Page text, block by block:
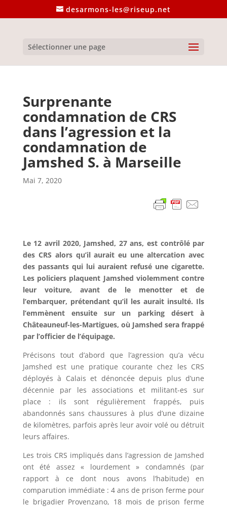
desarmons-les@riseup.net
Sélectionner une page
Surprenante
condamnation de CRS
dans l’agression et la
condamnation de
Jamshed S. à Marseille
Mai 7, 2020
Le 12 avril 2020, Jamshed, 27 ans, est contrôlé par
des CRS alors qu’il aurait eu une altercation avec
des passants qui lui auraient refusé une cigarette.
Les policiers plaquent Jamshed violemment contre
leur voiture, avant de le menotter et de
l’embarquer, prétendant qu’il les aurait insulté. Ils
l’emmènent ensuite sur un parking désert à
Châteauneuf-les-Martigues, où Jamshed sera frappé
par l’officier de l’équipage.
Précisons tout d’abord que l’agression qu’a vécu
Jamshed est une pratique courante chez les CRS
déployés à Calais et dénoncée depuis plus d’une
décennie par les associations et militant-es sur
place : ils sont régulièrement frappés, puis
abandonnés sans chaussures à plus d’une dizaine
de kilomètres, parfois après leur avoir volé ou détruit
leurs affaires.
Les trois CRS impliqués dans l’agression de Jamshed
ont été assez « lourdement » condamnés (par
rapport à ce dont nous avons l’habitude) en
comparution immédiate : 4 ans de prison ferme pour
le brigadier Provenzano, 18 mois de prison ferme